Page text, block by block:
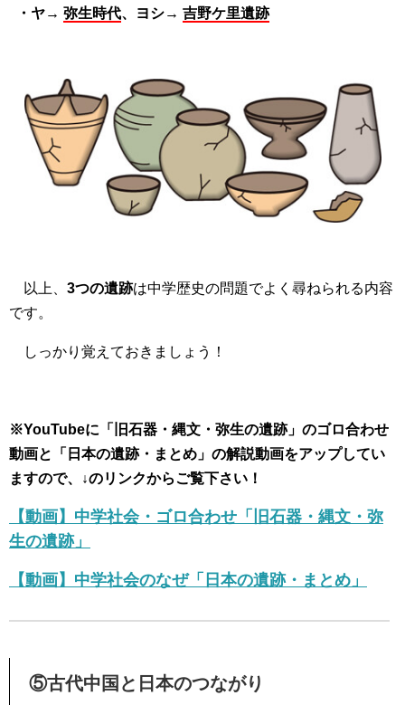
・ヤ→ 弥生時代、ヨシ→ 吉野ケ里遺跡
以上、 3つの遺跡は中学歴史の問題でよく尋ねられる内容
です。
しっかり覚えておきましょう！
※YouTubeに「旧石器・縄文・弥生の遺跡」のゴロ合わせ
動画と「日本の遺跡・まとめ」の解説動画をアップしてい
ますので、↓のリンクからご覧下さい！
【動画】中学社会・ゴロ合わせ「旧石器・縄文・弥
生の遺跡」
【動画】中学社会のなぜ「日本の遺跡・まとめ」
⑤古代中国と日本のつながり